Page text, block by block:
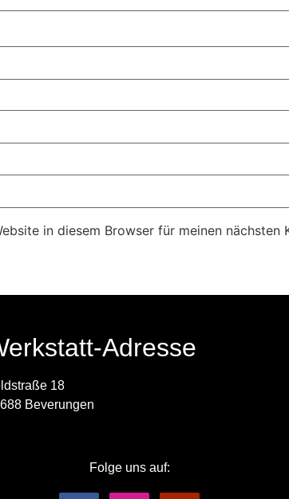
in diesem Browser für meinen nächsten
Adresse
18
Beverungen
Folge uns auf: